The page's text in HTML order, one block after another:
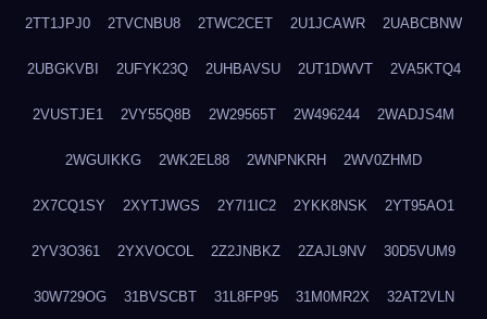
2TT1JPJ0 2TVCNBU8 2TWC2CET 2U1JCAWR 2UABCBNW
2UBGKVBI 2UFYK23Q 2UHBAVSU 2UT1DWVT 2VA5KTQ4
2VUSTJE1 2VY55Q8B 2W29565T 2W496244 2WADJS4M
2WGUIKKG 2WK2EL88 2WNPNKRH 2WV0ZHMD
2X7CQ1SY 2XYTJWGS 2Y7I1IC2 2YKK8NSK 2YT95AO1
2YV3O361 2YXVOCOL 2Z2JNBKZ 2ZAJL9NV 30D5VUM9
30W729OG 31BVSCBT 31L8FP95 31M0MR2X 32AT2VLN